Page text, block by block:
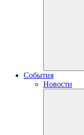
События
Новости